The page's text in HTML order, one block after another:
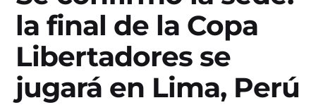
la final de la Copa
Libertadores se
jugará en Lima, Perú